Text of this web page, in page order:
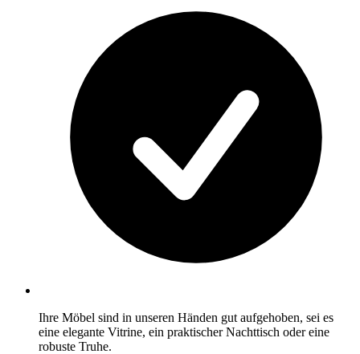
Ihre Möbel sind in unseren Händen gut aufgehoben, sei es
eine elegante Vitrine, ein praktischer Nachttisch oder eine
robuste Truhe.